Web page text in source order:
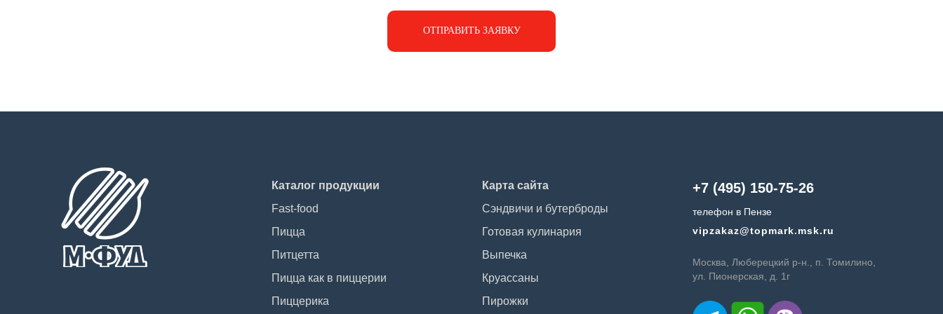
ОТПРАВИТЬ ЗАЯВКУ
Каталог продукции
Fast-food
Пицца
Питцетта
Пицца как в пиццерии
Пиццерика
Карта сайта
Сэндвичи и бутерброды
Готовая кулинария
Выпечка
Круассаны
Пирожки
+7 (495) 150-75-26
телефон в Пензе
vipzakaz@topmark.msk.ru
Москва, Люберецкий р-н., п. Томилино,
ул. Пионерская, д. 1г